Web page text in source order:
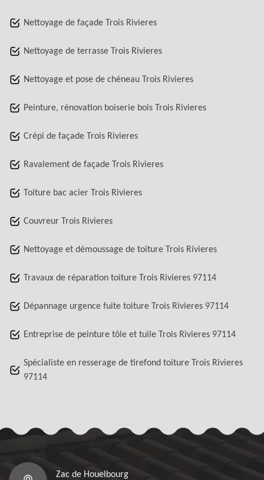
Nettoyage de façade Trois Rivieres
Nettoyage de terrasse Trois Rivieres
Nettoyage et pose de chéneau Trois Rivieres
Peinture, rénovation boiserie bois Trois Rivieres
Crépi de façade Trois Rivieres
Ravalement de façade Trois Rivieres
Toiture bac acier Trois Rivieres
Couvreur Trois Rivieres
Nettoyage et démoussage de toiture Trois Rivieres
Travaux de réparation toiture Trois Rivieres 97114
Dépannage urgence fuite toiture Trois Rivieres 97114
Entreprise de peinture tôle et tuile Trois Rivieres 97114
Spécialiste en resserage de tirefond toiture Trois Rivieres
97114
Zac de Houelbourg